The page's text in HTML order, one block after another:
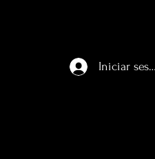
Iniciar